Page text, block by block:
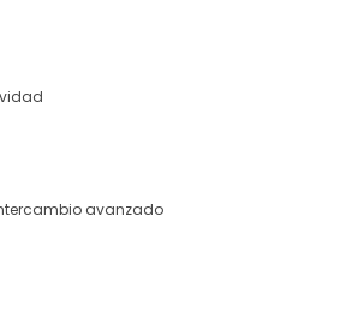
avanzado